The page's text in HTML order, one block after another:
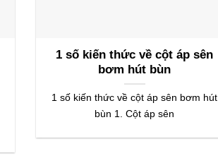
1 số kiến thức về cột áp sên
bơm hút bùn
1 số kiến thức về cột áp sên bơm hút
bùn 1. Cột áp sên